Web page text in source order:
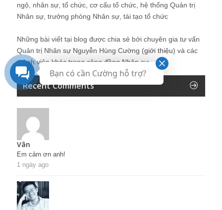
ngộ, nhân sự, tổ chức, cơ cấu tổ chức, hệ thống Quản trị
Nhân sự, trưởng phòng Nhân sự, tái tạo tổ chức
Những bài viết tại blog được chia sẻ bởi chuyên gia tư vấn
Quản trị Nhân sự Nguyễn Hùng Cường (giới thiệu) và các
thành viên khác trong cộng đồng Nhân sự.
Recent Comments
Vân
Em cảm ơn anh!
1 ngày ago
Bạn có cần Cường hỗ trợ?